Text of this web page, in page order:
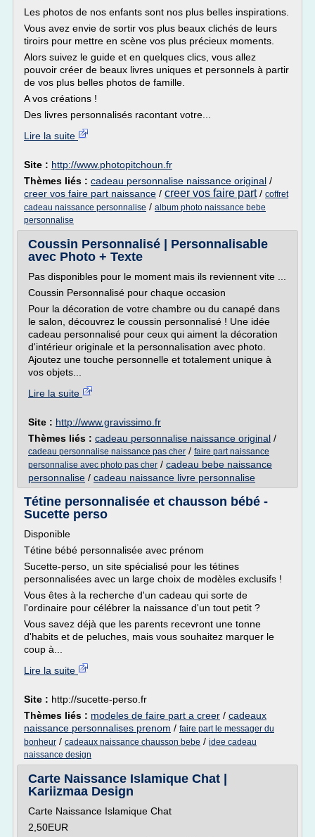
Les photos de nos enfants sont nos plus belles inspirations.
Vous avez envie de sortir vos plus beaux clichés de leurs
tiroirs pour mettre en scène vos plus précieux moments.
Alors suivez le guide et en quelques clics, vous allez
pouvoir créer de beaux livres uniques et personnels à partir
de vos plus belles photos de famille.
A vos créations !
Des livres personnalisés racontant votre...
Lire la suite
Site : http://www.photopitchoun.fr
Thèmes liés : cadeau personnalise naissance original /
creer vos faire part naissance / creer vos faire part/ coffret
cadeau naissance personnalise / album photo naissance bebe
personnalise
Coussin Personnalisé | Personnalisable
avec Photo + Texte
Pas disponibles pour le moment mais ils reviennent vite ...
Coussin Personnalisé pour chaque occasion
Pour la décoration de votre chambre ou du canapé dans
le salon, découvrez le coussin personnalisé ! Une idée
cadeau personnalisé pour ceux qui aiment la décoration
d'intérieur originale et la personnalisation avec photo.
Ajoutez une touche personnelle et totalement unique à
vos objets...
Lire la suite
Site : http://www.gravissimo.fr
Thèmes liés : cadeau personnalise naissance original /
cadeau personnalise naissance pas cher / faire part naissance
personnalise avec photo pas cher / cadeau bebe naissance
personnalise / cadeau naissance livre personnalise
Tétine personnalisée et chausson bébé -
Sucette perso
Disponible
Tétine bébé personnalisée avec prénom
Sucette-perso, un site spécialisé pour les tétines
personnalisées avec un large choix de modèles exclusifs !
Vous êtes à la recherche d'un cadeau qui sorte de
l'ordinaire pour célébrer la naissance d'un tout petit ?
Vous savez déjà que les parents recevront une tonne
d'habits et de peluches, mais vous souhaitez marquer le
coup à...
Lire la suite
Site : http://sucette-perso.fr
Thèmes liés : modeles de faire part a creer / cadeaux
naissance personnalises prenom / faire part le messager du
bonheur / cadeaux naissance chausson bebe / idee cadeau
naissance design
Carte Naissance Islamique Chat |
Kariizmaa Design
Carte Naissance Islamique Chat
2,50EUR